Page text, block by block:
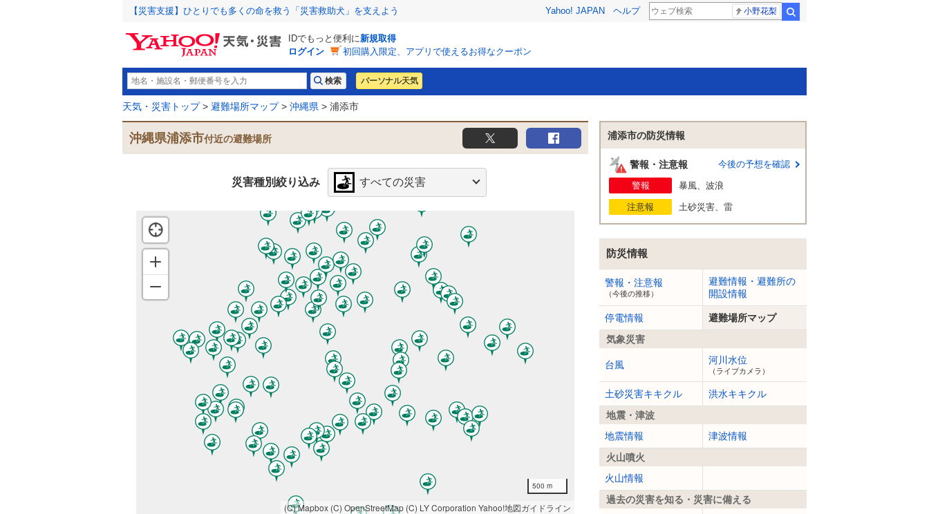
【災害支援】ひとりでも多くの命を救う「災害救助犬」を支えよう Yahoo! JAPAN ヘルプ 小野花梨
IDでもっと便利に新規取得
ログイン
初回購入限定、アプリで使えるお得なクーポン
パーソナル天気
天気・災害トップ> 避難場所マップ> 沖縄県 > 浦添市
沖縄県浦添市付近の避難場所
災害種別絞り込み すべての災害
500 m
(C) Mapbox (C) OpenStreetMap (C) LY Corporation Yahoo!地図ガイドライン
浦添市の防災情報
警報・注意報 今後の予想を確認
警報 暴風、波浪
注意報 土砂災害、雷
防災情報
警報・注意報
（今後の推移）
避難情報・避難所の
開設情報
停電情報
避難場所マップ
気象災害
台風 河川水位
（ライブカメラ）
土砂災害キキクル
洪水キキクル
地震・津波
地震情報
津波情報
火山噴火
火山情報
過去の災害を知る・災害に備える